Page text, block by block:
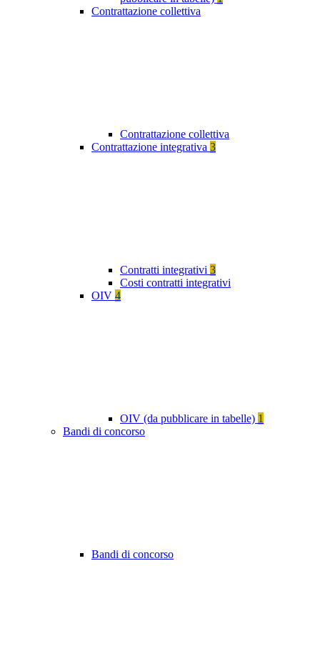
Contrattazione collettiva
Contrattazione collettiva
Contrattazione integrativa 3
Contratti integrativi 3
Costi contratti integrativi
OIV 4
OIV (da pubblicare in tabelle) 1
Bandi di concorso
Bandi di concorso